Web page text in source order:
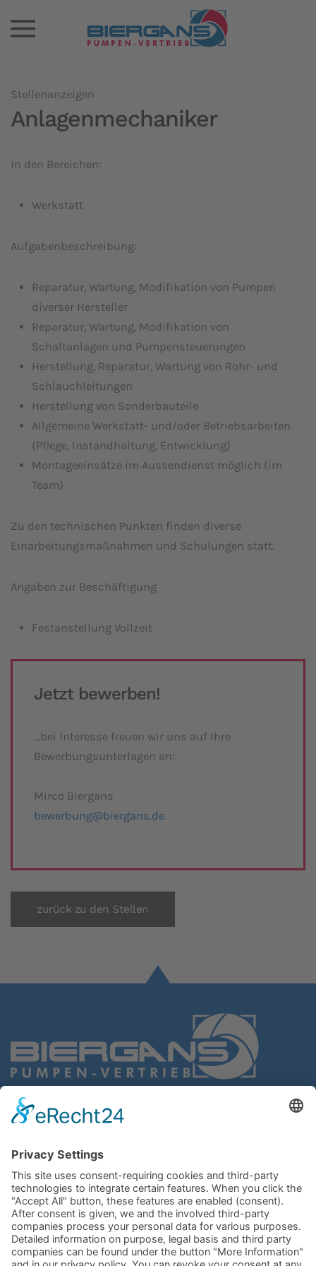
Stellenanzeigen
Anlagenmechaniker
In den Bereichen:
Werkstatt
Aufgabenbeschreibung:
Reparatur, Wartung, Modifikation von Pumpen
diverser Hersteller
Reparatur, Wartung, Modifikation von
Schaltanlagen und Pumpensteuerungen
Herstellung, Reparatur, Wartung von Rohr- und
Schlauchleitungen
Herstellung von Sonderbauteile
Allgemeine Werkstatt- und/oder Betriebsarbeiten
(Pflege, Instandhaltung, Entwicklung)
Montageeinsätze im Aussendienst möglich (im
Team)
Zu den technischen Punkten finden diverse
Einarbeitungsmaßnahmen und Schulungen statt.
Angaben zur Beschäftigung
Festanstellung Vollzeit
Jetzt bewerben!
…bei Interesse freuen wir uns auf Ihre
Bewerbungsunterlagen an:
Mirco Biergans
bewerbung@biergans.de
zurück zu den Stellen
BIERGANS
Gießereistr. 4
47053 Duisburg
Germany
Route planner
+49 203 6 44 66